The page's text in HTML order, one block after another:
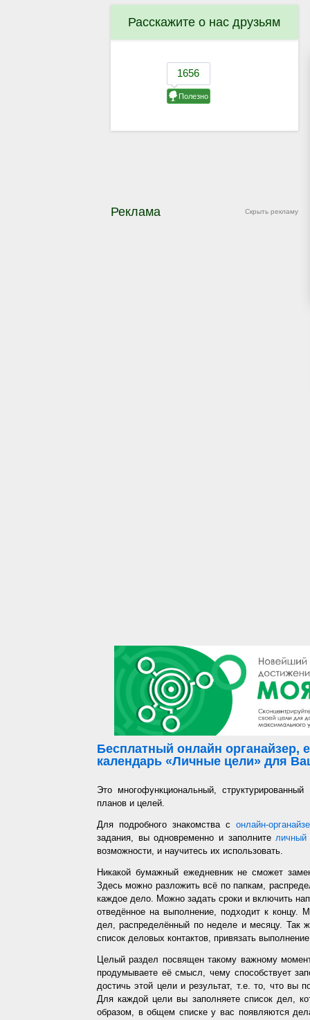
Расскажите о нас друзьям
Скрыть рекламу
Реклама
Бесплатный онлайн органайзер,
календарь «Личные цели» для
Это многофункциональный,
планов и целей.
Для подробного знакомства с онлайн-
задания, вы одновременно и заполнителичный
возможности, и научитесь их использовать.
Никакой бумажный ежедневник не сможет
Здесь можно разложить всё по папкам,
каждое дело. Можно задать сроки и включить
отведённое на выполнение, подходит к концу.
дел, распределённый по неделе и месяцу. Так
список деловых контактов, привязать
Целый раздел посвящен такому важному
продумываете её смысл, чему способствует
достичь этой цели и результат, т.е. то, что вы
Для каждой цели вы заполняете список дел,
образом, в общем списке у вас появляются